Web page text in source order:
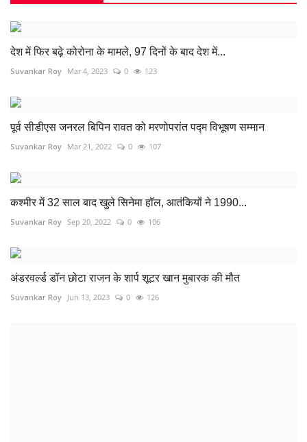
देश में फिर बढ़े कोरोना के मामले, 97 दिनों के बाद देश में...
Suvankar Roy Mar 4, 2023 0 123
पूर्व सीडीएस जनरल बिपिन रावत को मरणोपरांत पद्म विभूषण सम्मान
Suvankar Roy Mar 21, 2022 0 107
कश्मीर में 32 साल बाद खुले सिनेमा हॉल, आतंकियों ने 1990...
Suvankar Roy Sep 20, 2022 0 106
अंडरवर्ल्ड डॉन छोटा राजन के शार्प शूटर खान मुबारक की मौत
Suvankar Roy Jun 13, 2023 0 126